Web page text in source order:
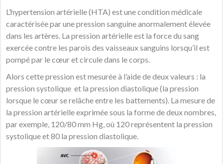
L’hypertension artérielle (HTA) est une condition médicale
caractérisée par une pression sanguine anormalement élevée
dans les artères. La pression artérielle est la force du sang
exercée contre les parois des vaisseaux sanguins lorsqu’il est
pompé par le cœur et circule dans le corps.
Alors cette pression est mesurée à l’aide de deux valeurs : la
pression systolique et la pression diastolique (la pression
lorsque le cœur se relâche entre les battements). La mesure de
la pression artérielle exprimée sous la forme de deux nombres,
par exemple, 120/80 mm Hg, où 120 représentent la pression
systolique et 80 la pression diastolique.